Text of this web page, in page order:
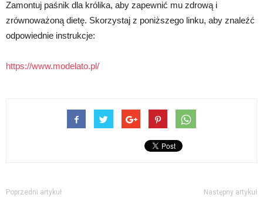
Zamontuj paśnik dla królika, aby zapewnić mu zdrową i
zrównoważoną dietę. Skorzystaj z poniższego linku, aby znaleźć
odpowiednie instrukcje:
https://www.modelato.pl/
Poprzedni artykuł Następny artykuł